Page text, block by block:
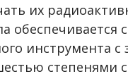
их
инструмента
степенями